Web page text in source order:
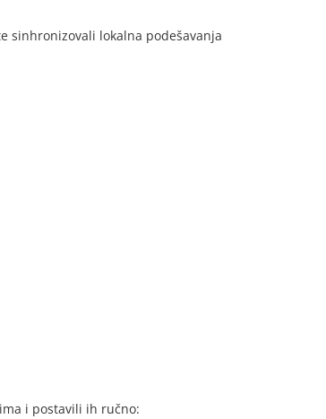
sinhronizovali lokalna podešavanja
i postavili ih ručno: